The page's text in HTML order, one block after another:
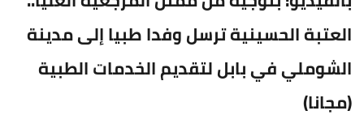
العتبة الحسينية ترسل وفدا طبيا إلى مدينة
الشوملي في بابل لتقديم الخدمات الطبية
(مجانا)